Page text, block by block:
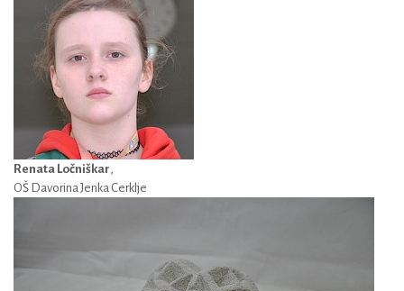
Renata Ločniškar,
OŠ Davorina Jenka Cerklje